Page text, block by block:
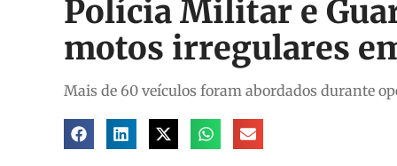
Polícia Militar e
motos irregulares
Mais de 60 veículos foram abordados durante